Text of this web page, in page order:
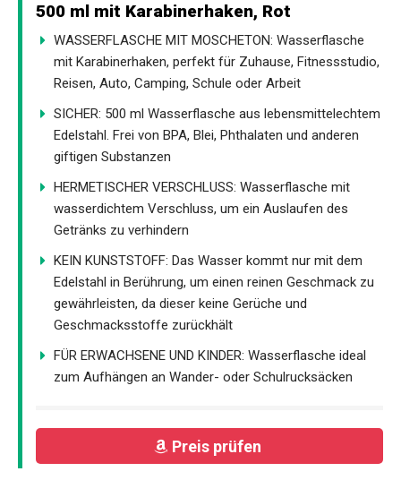
500 ml mit Karabinerhaken, Rot
WASSERFLASCHE MIT MOSCHETON: Wasserflasche
mit Karabinerhaken, perfekt für Zuhause, Fitnessstudio,
Reisen, Auto, Camping, Schule oder Arbeit
SICHER: 500 ml Wasserflasche aus lebensmittelechtem
Edelstahl. Frei von BPA, Blei, Phthalaten und anderen
giftigen Substanzen
HERMETISCHER VERSCHLUSS: Wasserflasche mit
wasserdichtem Verschluss, um ein Auslaufen des
Getränks zu verhindern
KEIN KUNSTSTOFF: Das Wasser kommt nur mit dem
Edelstahl in Berührung, um einen reinen Geschmack zu
gewährleisten, da dieser keine Gerüche und
Geschmacksstoffe zurückhält
FÜR ERWACHSENE UND KINDER: Wasserflasche ideal
zum Aufhängen an Wander- oder Schulrucksäcken
Preis prüfen